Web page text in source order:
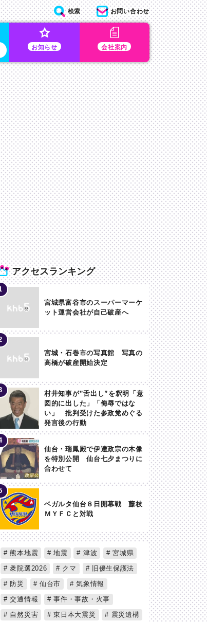
お知らせ 会社案内
検索 お問い合わせ
アクセスランキング
宮城県富谷市のスーパーマーケ
ット運営会社が自己破産へ
宮城・石巻市の写真館 写真の
高橋が破産開始決定
村井知事が”舌出し”を釈明「意
図的に出した」「侮辱ではな
い」 批判受けた参政党めぐる
発言後の行動
仙台・瑞鳳殿で伊達政宗の木像
を特別公開 仙台七夕まつりに
合わせて
ベガルタ仙台８日開幕戦 藤枝
ＭＹＦＣと対戦
熊本地震 地震 津波
宮城県
衆院選2026
クマ
旧優生保護法
防災
仙台市
気象情報
交通情報
事件・事故・火事
自然災害
東日本大震災
震災遺構